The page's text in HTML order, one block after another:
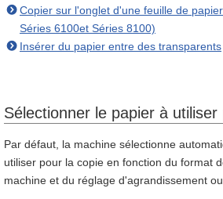
Copier sur l'onglet d'une feuille de
Séries 6100et Séries 8100)
Insérer du papier entre des transparents
Sélectionner le papier à
Par défaut, la machine sélectionne
utiliser pour la copie en fonction du format
machine et du réglage d'agrandissement